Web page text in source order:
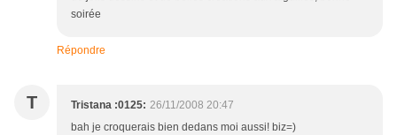
soirée
Répondre
T Tristana :0125: 26/11/2008 20:47
bah je croquerais bien dedans moi aussi! biz=)